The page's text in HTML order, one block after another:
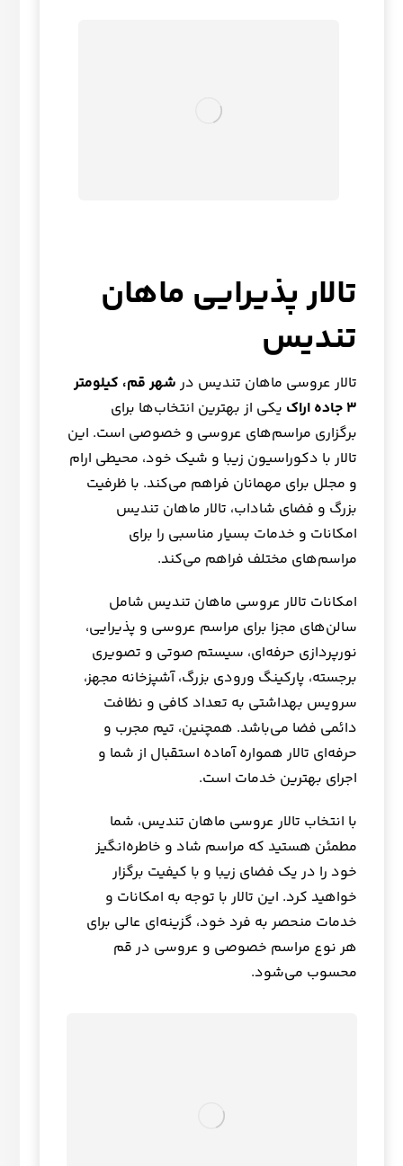
تالار پذیرایی ماهان
تندیس
تالار عروسی ماهان تندیس در شهر قم، کیلومتر
3 جاده اراک
یکی از بهترین انتخاب‌ها برای
برگزاری مراسم‌های عروسی و خصوصی است. این
تالار با دکوراسیون زیبا و شیک خود، محیطی ارام
و مجلل برای مهمانان فراهم می‌کند. با ظرفیت
بزرگ و فضای شاداب، تالار ماهان تندیس
امکانات و خدمات بسیار مناسبی را برای
مراسم‌های مختلف فراهم می‌کند.
امکانات تالار عروسی ماهان تندیس شامل
سالن‌های مجزا برای مراسم عروسی و پذیرایی،
نورپردازی حرفه‌ای، سیستم صوتی و تصویری
برجسته، پارکینگ ورودی بزرگ، آشپزخانه مجهز،
سرویس بهداشتی به تعداد کافی و نظافت
دائمی فضا می‌باشد. همچنین، تیم مجرب و
حرفه‌ای تالار همواره آماده استقبال از شما و
اجرای بهترین خدمات است.
با انتخاب تالار عروسی ماهان تندیس، شما
مطمئن هستید که مراسم شاد و خاطره‌انگیز
خود را در یک فضای زیبا و با کیفیت برگزار
خواهید کرد. این تالار با توجه به امکانات و
خدمات منحصر به فرد خود، گزینه‌ای عالی برای
هر نوع مراسم خصوصی و عروسی در قم
محسوب می‌شود.